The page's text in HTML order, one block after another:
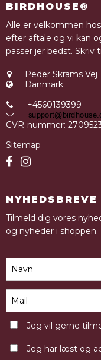
BIRDHOUSE®
Alle er velkommen
efter aftale og vi kan
passer jer bedst. Skriv
Peder Skrams Vej 1
Danmark
+4560139399
CVR-nummer:
Sitemap
NYHEDSBREVE
Tilmeld dig vores
og nyheder i
Jeg vil gerne
Jeg har læst og